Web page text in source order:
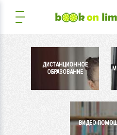
ДИСТАНЦИОННОЕ
ОБРАЗОВАНИЕ
ВИДЕО